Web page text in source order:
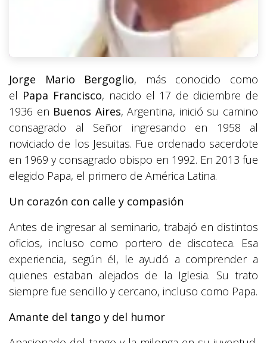
Jorge Mario Bergoglio, más conocido como
el Papa Francisco, nacido el 17 de diciembre de
1936 en Buenos Aires, Argentina, inició su camino
consagrado al Señor ingresando en 1958 al
noviciado de los Jesuitas. Fue ordenado sacerdote
en 1969 y consagrado obispo en 1992. En 2013 fue
elegido Papa, el primero de América Latina.
Un corazón con calle y compasión
Antes de ingresar al seminario, trabajó en distintos
oficios, incluso como portero de discoteca. Esa
experiencia, según él, le ayudó a comprender a
quienes estaban alejados de la Iglesia. Su trato
siempre fue sencillo y cercano, incluso como Papa.
Amante del tango y del humor